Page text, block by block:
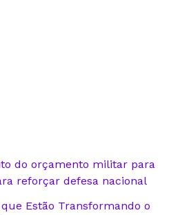
do orçamento militar para
reforçar defesa nacional
Estão Transformando o